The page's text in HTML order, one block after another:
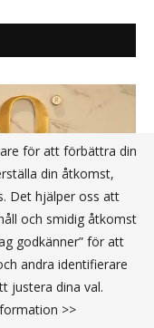
för att förbättra din
din åtkomst,
Det hjälper oss att
och smidig åtkomst
godkänner” för att
andra identifierare
justera dina val.
>>